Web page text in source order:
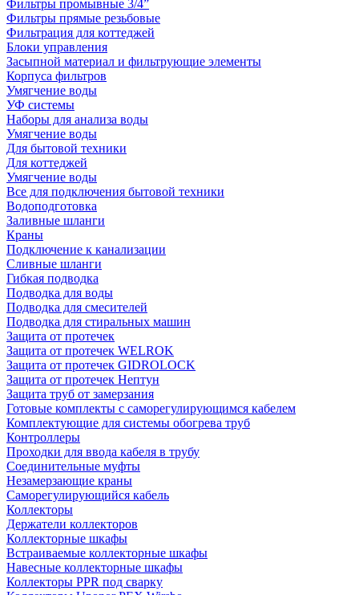
Фильтры промывные 3/4”
Фильтры прямые резьбовые
Фильтрация для коттеджей
Блоки управления
Засыпной материал и фильтрующие элементы
Корпуса фильтров
Умягчение воды
УФ системы
Наборы для анализа воды
Умягчение воды
Для бытовой техники
Для коттеджей
Умягчение воды
Все для подключения бытовой техники
Водоподготовка
Заливные шланги
Краны
Подключение к канализации
Сливные шланги
Гибкая подводка
Подводка для воды
Подводка для смесителей
Подводка для стиральных машин
Защита от протечек
Защита от протечек WELROK
Защита от протечек GIDROLOCK
Защита от протечек Нептун
Защита труб от замерзания
Готовые комплекты с саморегулирующимся кабелем
Комплектующие для системы обогрева труб
Контроллеры
Проходки для ввода кабеля в трубу
Соединительные муфты
Незамерзающие краны
Саморегулирующийся кабель
Коллекторы
Держатели коллекторов
Коллекторные шкафы
Встраиваемые коллекторные шкафы
Навесные коллекторные шкафы
Коллекторы PPR под сварку